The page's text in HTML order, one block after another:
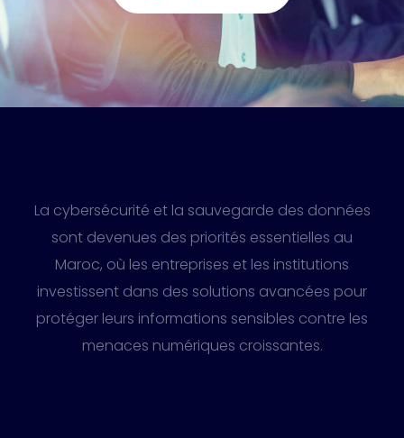
La cybersécurité et la sauvegarde des données
sont devenues des priorités essentielles au
Maroc, où les entreprises et les institutions
investissent dans des solutions avancées pour
protéger leurs informations sensibles contre les
menaces numériques croissantes.